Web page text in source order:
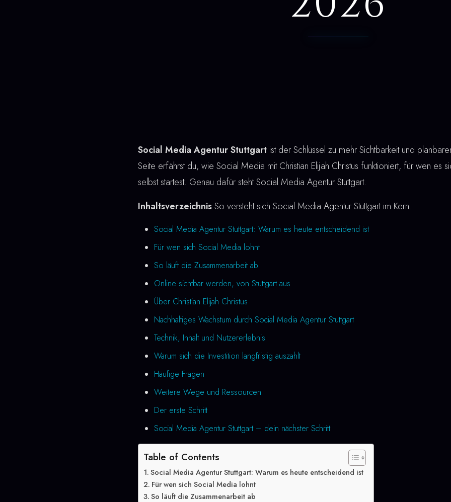
Social Media Agentur Stuttgart ist der Schlüssel zu mehr Sichtbarkeit und
Seite erfährst du, wie Social Media mit Christian Elijah Christus funktioniert, für wen es
selbst startest. Genau dafür steht Social Media Agentur Stuttgart.
InhaltsverzeichnisSo versteht sich Social Media Agentur Stuttgart im Kern.
Social Media Agentur Stuttgart: Warum es heute entscheidend ist
Für wen sich Social Media lohnt
So läuft die Zusammenarbeit ab
Online sichtbar werden, von Stuttgart aus
Über Christian Elijah Christus
Nachhaltiges Wachstum durch Social Media Agentur Stuttgart
Technik, Inhalt und Nutzererlebnis
Warum sich die Investition langfristig auszahlt
Häufige Fragen
Weitere Wege und Ressourcen
Der erste Schritt
Social Media Agentur Stuttgart – dein nächster Schritt
Table of Contents
Social Media Agentur Stuttgart: Warum es heute entscheidend ist
Für wen sich Social Media lohnt
So läuft die Zusammenarbeit ab